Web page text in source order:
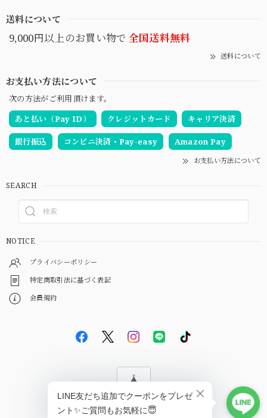
送料について
9,000円以上のお買い物で 全国送料無料
送料について
お支払い方法について
次の方法がご利用頂けます。
あと払い（Pay ID）
クレジットカード キャリア決済
銀行振込 コンビニ決済・Pay-easy Amazon Pay
お支払い方法について
SEARCH
NOTICE
プライバシーポリシー
特定商取引法に基づく表記
会員規約
© EBiS GEM